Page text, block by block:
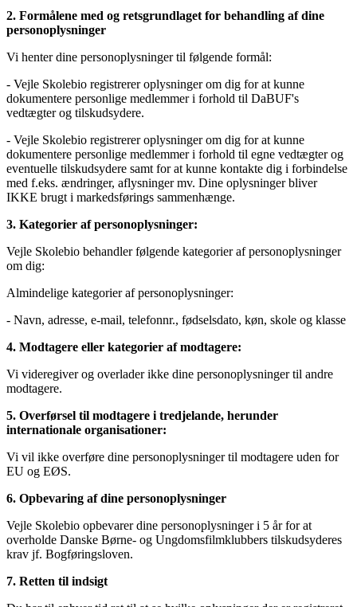
2. Formålene med og retsgrundlaget for behandling af dine
personoplysninger
Vi henter dine personoplysninger til følgende formål:
- Vejle Skolebio registrerer oplysninger om dig for at kunne
dokumentere personlige medlemmer i forhold til DaBUF's
vedtægter og tilskudsydere.
- Vejle Skolebio registrerer oplysninger om dig for at kunne
dokumentere personlige medlemmer i forhold til egne vedtægter og
eventuelle tilskudsydere samt for at kunne kontakte dig i forbindelse
med f.eks. ændringer, aflysninger mv. Dine oplysninger bliver
IKKE brugt i markedsførings sammenhænge.
3. Kategorier af personoplysninger:
Vejle Skolebio behandler følgende kategorier af personoplysninger
om dig:
Almindelige kategorier af personoplysninger:
- Navn, adresse, e-mail, telefonnr., fødselsdato, køn, skole og klasse
4. Modtagere eller kategorier af modtagere:
Vi videregiver og overlader ikke dine personoplysninger til andre
modtagere.
5. Overførsel til modtagere i tredjelande, herunder
internationale organisationer:
Vi vil ikke overføre dine personoplysninger til modtagere uden for
EU og EØS.
6. Opbevaring af dine personoplysninger
Vejle Skolebio opbevarer dine personoplysninger i 5 år for at
overholde Danske Børne- og Ungdomsfilmklubbers tilskudsyderes
krav jf. Bogføringsloven.
7. Retten til indsigt